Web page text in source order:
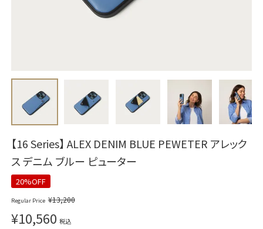
【16 Series】 ALEX DENIM BLUE PEWETER アレック
ス デニム ブルー ピューター
20%OFF
Regular Price ¥13,200
¥10,560 税込